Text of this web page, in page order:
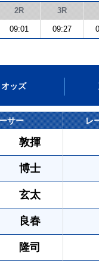
2R 3R
09:01 09:27
オッズ
サー レ
敦揮
博士
玄太
良春
隆司